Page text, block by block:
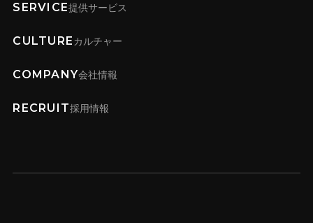
SERVICE提供サービス
CULTURE カルチャー
COMPANY会社情報
RECRUIT採用情報